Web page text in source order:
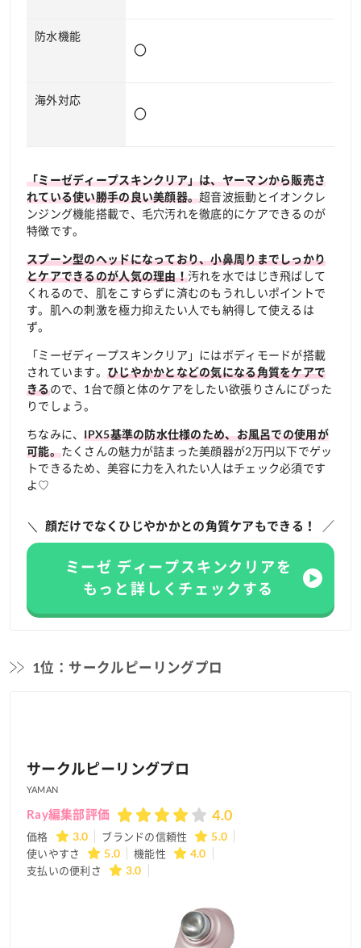
防水機能
〇
海外対応
〇
「ミーゼディープスキンクリア」は、ヤーマンから販売さ
れている使い勝手の良い美顔器。超音波振動とイオンクレ
ンジング機能搭載で、毛穴汚れを徹底的にケアできるのが
特徴です。
スプーン型のヘッドになっており、小鼻周りまでしっかり
とケアできるのが人気の理由！汚れを水ではじき飛ばして
くれるので、肌をこすらずに済むのもうれしいポイントで
す。肌への刺激を極力抑えたい人でも納得して使えるは
ず。
「ミーゼディープスキンクリア」にはボディモードが搭載
されています。 ひじやかかとなどの気になる角質をケアで
きるので、1台で顔と体のケアをしたい欲張りさんにぴった
りでしょう。
ちなみに、IPX5基準の防水仕様のため、お風呂での使用が
可能。たくさんの魅力が詰まった美顔器が2万円以下でゲッ
トできるため、美容に力を入れたい人はチェック必須です
よ♡
顔だけでなくひじやかかとの角質ケアもできる！
ミーゼ ディープスキンクリアを
もっと詳しくチェックする
1位：サークルピーリングプロ
サークルピーリングプロ
YAMAN
Ray編集部評価 4.0
価格 3.0 ブランドの信頼性 5.0
使いやすさ 5.0 機能性 4.0
支払いの便利さ 3.0